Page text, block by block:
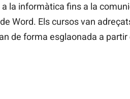
la informàtica fins a la
Word. Els cursos van
de forma esglaonada a partir